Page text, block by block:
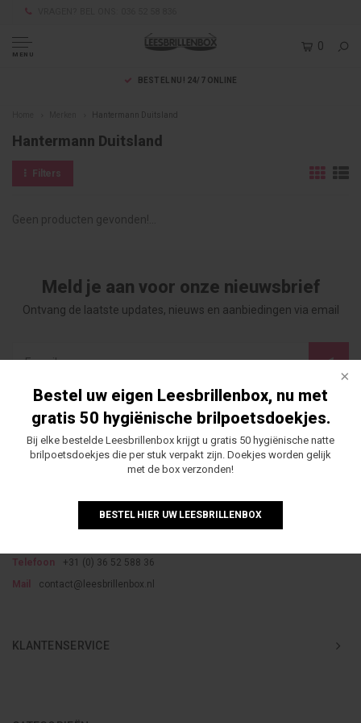
Bestel uw eigen Leesbrillenbox, nu met
gratis 50 hygiënische brilpoetsdoekjes.
Bij elke bestelde Leesbrillenbox krijgt u gratis 50 hygiënische natte
brilpoetsdoekjes die per stuk verpakt zijn. Doekjes worden gelijk
met de box verzonden!
BESTEL HIER UW LEESBRILLENBOX
MENU
0
BESTEL NU! 24/7 ONLINE
Hantermann Duitsland
Hantermann Duitsland
Filters
Geen producten gevonden!...
Meld je aan voor onze nieuwsbrief
Ontvang de laatste updates, nieuws en aanbiedingen via email
Telefoon
+31 (0) 36 52 588 36
Mail
contact@leesbrillenbox.nl
KLANTENSERVICE